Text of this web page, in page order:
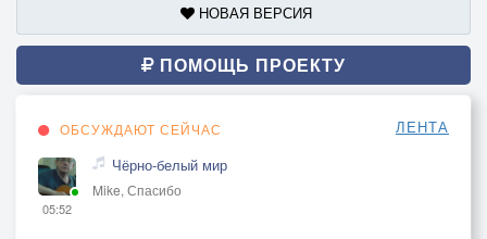
НОВАЯ ВЕРСИЯ
ПОМОЩЬ ПРОЕКТУ
ОБСУЖДАЮТ СЕЙЧАС ЛЕНТА
05:52
Чёрно-белый мир
Mike, Спасибо